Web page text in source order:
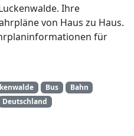
Ihre
von Haus zu Haus.
für
Bus
Bahn
Deutschland